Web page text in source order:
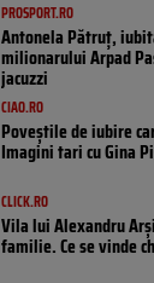
PROSPORT.RO
Antonela Pătruț,
milionarului Arpad
jacuzzi
CIAO.RO
Poveştile de iubire
Imagini tari cu Gina
CLICK.RO
Vila lui Alexandru
familie. Ce se vinde